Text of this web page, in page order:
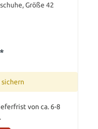
Größe 42
sichern
von ca. 6-8